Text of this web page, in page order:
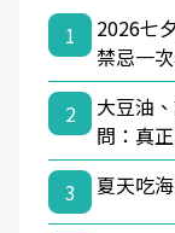
1
2026七
禁忌一
2
大豆油
問：真
3
夏天吃